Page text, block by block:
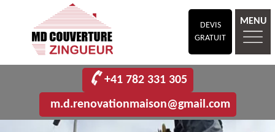
DEVIS
GRATUIT
MENU
+41 782 331 305
m.d.renovationmaison@gmail.com